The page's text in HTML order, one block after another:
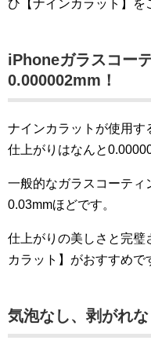
ひ【ナインカラット】を
iPhoneガラスコー
0.000002mm ！
ナインカラットが使用
仕上がりはなんと
一般的なガラスコーティ
0.03mmほどです。
仕上がりの美しさと完璧
カラット】がおすすめで
気泡なし、剥がれ